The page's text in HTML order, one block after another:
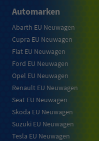
Automarken
Abarth EU Neuwagen
Cupra EU Neuwagen
Fiat EU Neuwagen
Ford EU Neuwagen
Opel EU Neuwagen
Renault EU Neuwagen
Seat EU Neuwagen
Skoda EU Neuwagen
Suzuki EU Neuwagen
Tesla EU Neuwagen